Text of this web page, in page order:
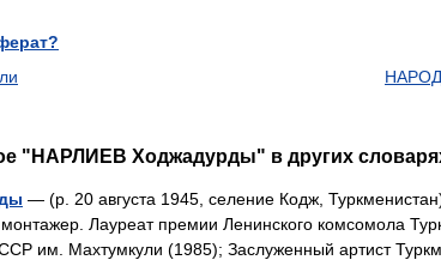
"НАРЛИЕВ Ходжадурды" в других
— (р. 20 августа 1945, селение Кодж,
Лауреат премии Ленинского комсомола
им. Махтумкули (1985); Заслуженный артист